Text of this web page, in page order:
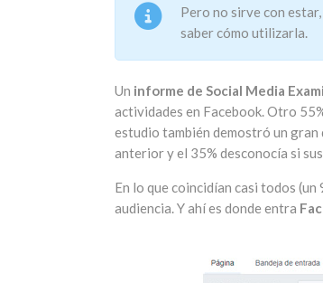
Pero no sirve con
saber cómo utilizarla.
Un informe de Social Media
actividades en Facebook. Otro
estudio también demostró un
anterior y el 35% desconocía si
En lo que coincidían casi todos
audiencia. Y ahí es donde entra